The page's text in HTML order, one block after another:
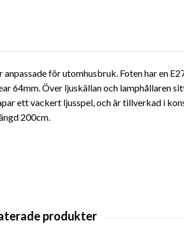
för utomhusbruk. Foten har en
64mm. Över ljuskällan och lamphållaren
ett vackert ljusspel, och är tillverkad i
200cm.